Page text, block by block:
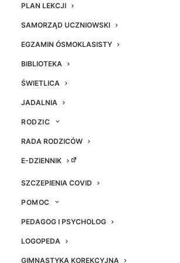
PLAN LEKCJI
SAMORZĄD UCZNIOWSKI
EGZAMIN ÓSMOKLASISTY
BIBLIOTEKA
ŚWIETLICA
JADALNIA
RODZIC
RADA RODZICÓW
E-DZIENNIK
SZCZEPIENIA COVID
POMOC
PEDAGOG I PSYCHOLOG
LOGOPEDA
GIMNASTYKA KOREKCYJNA
DZIEŃ ZIEMI
Konkurs “Szkoła w
zero waste”
Koncepcje zero waste oraz
czyli „zero odpadów/
„mniejodpadów/
odpowiedzią na pogorszenie